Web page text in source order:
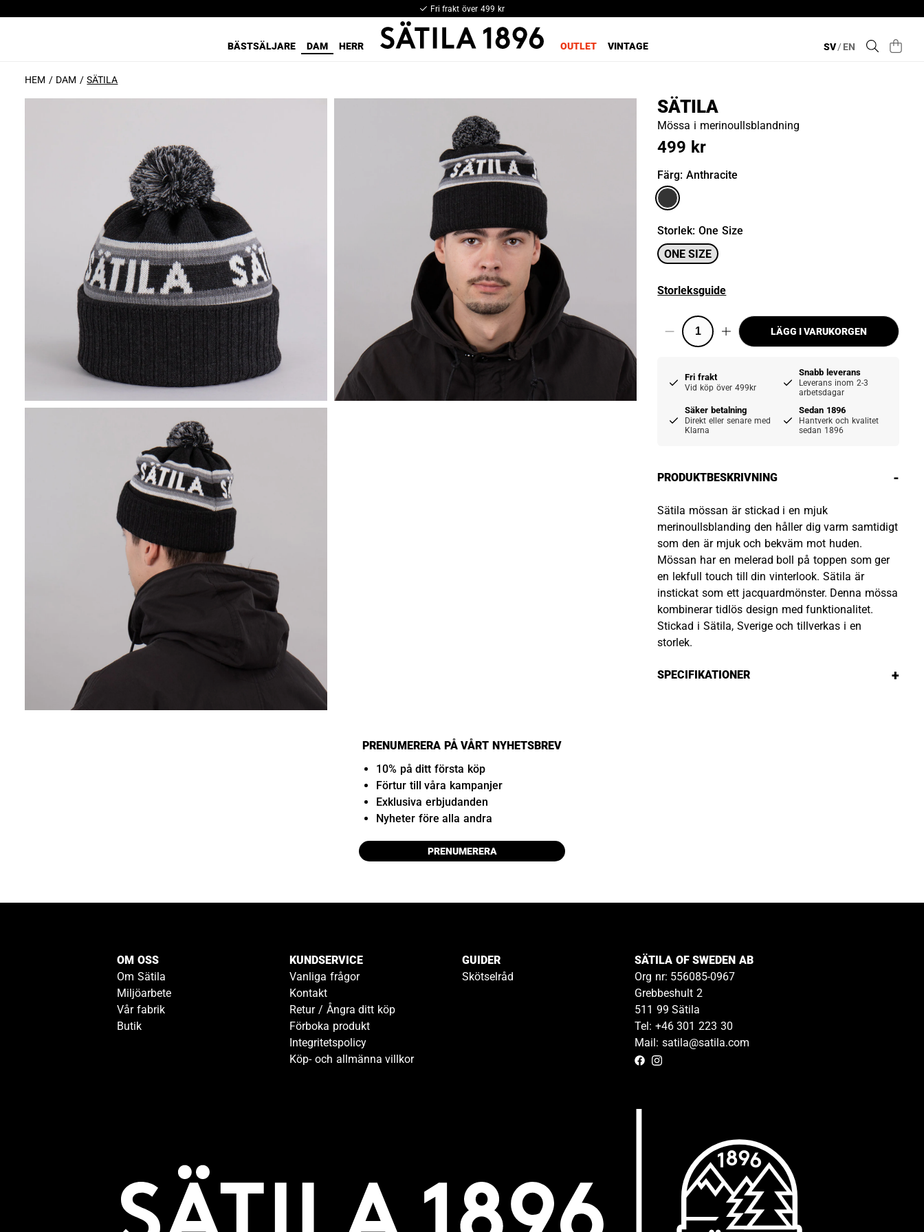
Fri frakt över 499 kr
BÄSTSÄLJARE DAM HERR OUTLET VINTAGE SV/EN
HEM DAM SÄTILA
SÄTILA
Mössa i merinoullsblandning
499 kr
Färg: Anthracite
Storlek:One Size
ONE SIZE
Storleksguide
LÄGG I VARUKORGEN
Fri frakt
Vid köp över 499kr
Snabb leverans
Leverans inom 2-3
arbetsdagar
Säker betalning
Direkt eller senare med
Klarna
Sedan 1896
Hantverk och kvalitet
sedan 1896
PRODUKTBESKRIVNING -
Sätila mössan är stickad i en mjuk
merinoullsblanding den håller dig varm samtidigt
som den är mjuk och bekväm mot huden.
Mössan har en melerad boll på toppen som ger
en lekfull touch till din vinterlook. Sätila är
instickat som ett jacquardmönster. Denna mössa
kombinerar tidlös design med funktionalitet.
Stickad i Sätila, Sverige och tillverkas i en
storlek.
SPECIFIKATIONER +
PRENUMERERA PÅ VÅRT NYHETSBREV
10% på ditt första köp
Förtur till våra kampanjer
Exklusiva erbjudanden
Nyheter före alla andra
PRENUMERERA
OM OSS
Om Sätila
Miljöarbete
Vår fabrik
Butik
KUNDSERVICE
Vanliga frågor
Kontakt
Retur / Ångra ditt köp
Förboka produkt
Integritetspolicy
Köp- och allmänna villkor
GUIDER
Skötselråd
SÄTILA OF SWEDEN AB
Org nr: 556085-0967
Grebbeshult 2
511 99 Sätila
Tel: +46 301 223 30
Mail: satila@satila.com